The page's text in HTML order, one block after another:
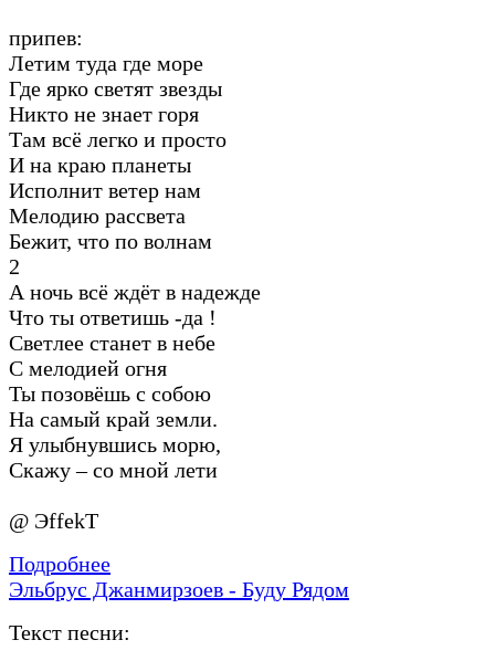
припев:
Летим туда где море
Где ярко светят звезды
Никто не знает горя
Там всё легко и просто
И на краю планеты
Исполнит ветер нам
Мелодию рассвета
Бежит, что по волнам
2
А ночь всё ждёт в надежде
Что ты ответишь -да !
Светлее станет в небе
С мелодией огня
Ты позовёшь с собою
На самый край земли.
Я улыбнувшись морю,
Скажу – со мной лети
@ ЭffekT
Подробнее
Эльбрус Джанмирзоев - Буду Рядом
Текст песни: